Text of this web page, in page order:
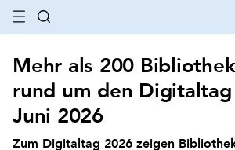
Mehr als 200
rund um den
Juni 2026
Zum Digitaltag 2026 zeigen